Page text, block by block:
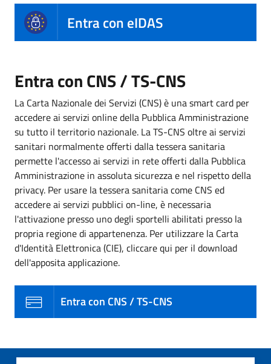
Entra con eIDAS
Entra con CNS / TS-CNS
La Carta Nazionale dei Servizi (CNS) è una smart card per
accedere ai servizi online della Pubblica Amministrazione
su tutto il territorio nazionale. La TS-CNS oltre ai servizi
sanitari normalmente offerti dalla tessera sanitaria
permette l'accesso ai servizi in rete offerti dalla Pubblica
Amministrazione in assoluta sicurezza e nel rispetto della
privacy. Per usare la tessera sanitaria come CNS ed
accedere ai servizi pubblici on-line, è necessaria
l'attivazione presso uno degli sportelli abilitati presso la
propria regione di appartenenza. Per utilizzare la Carta
d'Identità Elettronica (CIE), cliccare qui per il download
dell'apposita applicazione.
Entra con CNS / TS-CNS